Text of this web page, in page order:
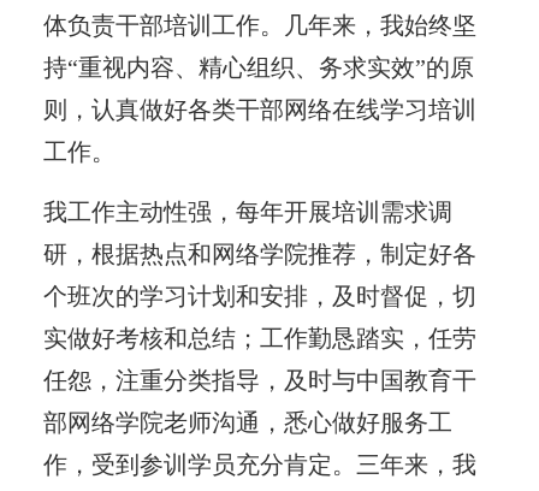
体负责干部培训工作。几年来，我始终坚
持“重视内容、精心组织、务求实效”的原
则，认真做好各类干部网络在线学习培训
工作。
我工作主动性强，每年开展培训需求调
研，根据热点和网络学院推荐，制定好各
个班次的学习计划和安排，及时督促，切
实做好考核和总结；工作勤恳踏实，任劳
任怨，注重分类指导，及时与中国教育干
部网络学院老师沟通，悉心做好服务工
作，受到参训学员充分肯定。三年来，我